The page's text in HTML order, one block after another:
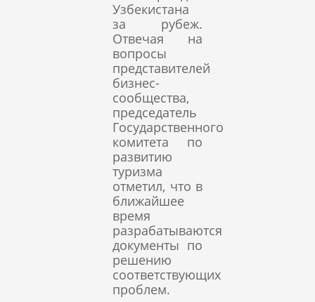
Узбекистана
за рубеж.
Отвечая на
вопросы
представителей
бизнес-
сообщества,
председатель
Государственного
комитета по
развитию
туризма
отметил, что в
ближайшее
время
разрабатываются
документы по
решению
соответствующих
проблем.